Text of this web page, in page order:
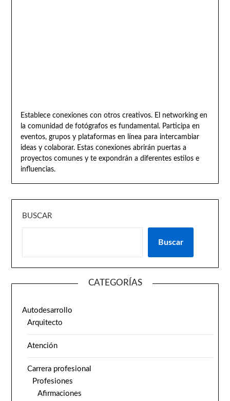
Establece conexiones con otros creativos. El networking en
la comunidad de fotógrafos es fundamental. Participa en
eventos, grupos y plataformas en línea para intercambiar
ideas y colaborar. Estas conexiones abrirán puertas a
proyectos comunes y te expondrán a diferentes estilos e
influencias.
BUSCAR
Buscar
CATEGORÍAS
Autodesarrollo
Arquitecto
Atención
Carrera profesional
Profesiones
Afirmaciones